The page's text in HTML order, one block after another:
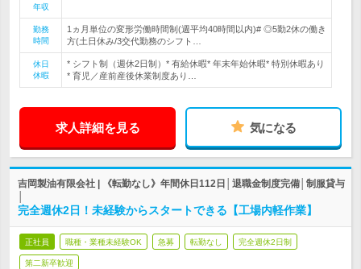
年収
勤務
時間
1ヵ月単位の変形労働時間制(週平均40時間以内)# ◎5勤2休の働き
方(土日休み/3交代勤務のシフト…
休日
休暇
* シフト制（週休2日制）* 有給休暇* 年末年始休暇* 特別休暇あり
* 育児／産前産後休業制度あり…
求人詳細を見る 気になる
吉岡製油有限会社 | 《転勤なし》年間休日112日│退職金制度完備│制服貸与
完全週休2日！未経験からスタートできる【工場内軽作業】
正社員 職種・業種未経験OK 急募 転勤なし 完全週休2日制
第二新卒歓迎